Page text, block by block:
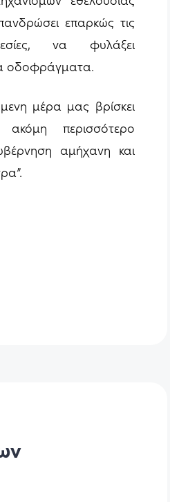
επαρκώς τις
να φυλάξει
οδοφράγματα.
μέρα μας βρίσκει
περισσότερο
αμήχανη και